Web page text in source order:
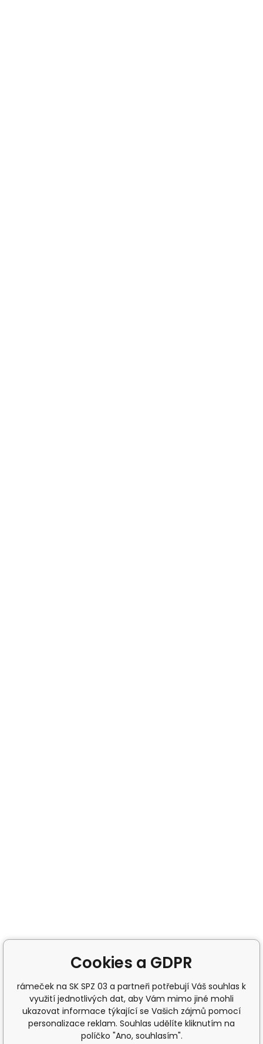
Cookies a GDPR
rámeček na SK SPZ 03 a partneři potřebují Váš souhlas k
využití jednotlivých dat, aby Vám mimo jiné mohli
ukazovat informace týkající se Vašich zájmů pomocí
personalizace reklam. Souhlas udělíte kliknutím na
políčko "Ano, souhlasím".